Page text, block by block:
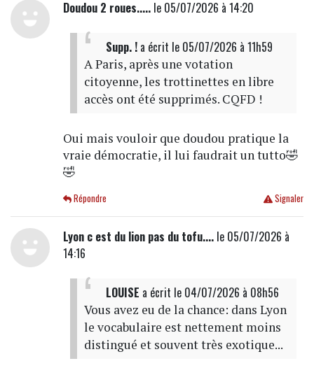
Doudou 2 roues.....le 05/07/2026 à 14:20
Supp. !a écrit le 05/07/2026 à 11h59
A Paris, après une votation
citoyenne, les trottinettes en libre
accès ont été supprimés. CQFD !
Oui mais vouloir que doudou pratique la
vraie démocratie, il lui faudrait un tutto🤣
🤣
Signaler
Répondre
Lyon c est du lion pas du tofu....le 05/07/2026 à
14:16
LOUISE a écrit le 04/07/2026 à 08h56
Vous avez eu de la chance: dans Lyon
le vocabulaire est nettement moins
distingué et souvent très exotique...